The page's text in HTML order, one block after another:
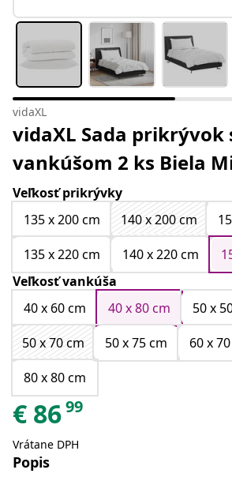
vidaXL
vidaXL Sada prikrývok
vankúšom 2 ks Biela
Veľkosť prikrývky
135 x 200 cm
140 x 200 cm
135 x 220 cm
140 x 220 cm
Veľkosť vankúša
40 x 60 cm
40 x 80 cm
50 x
50 x 70 cm
50 x 75 cm
60 x
80 x 80 cm
€ 8699
Vrátane DPH
Popis